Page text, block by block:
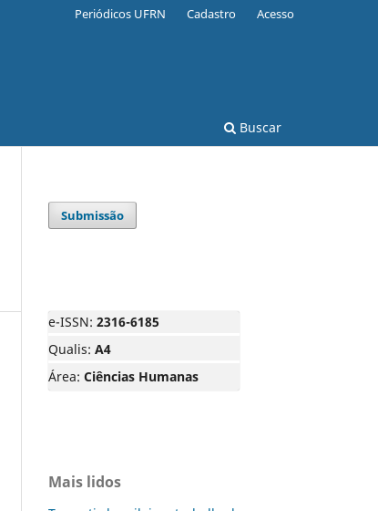
Buscar
Periódicos UFRN Cadastro Acesso
Submissão
e-ISSN: 2316-6185
Qualis: A4
Área: Ciências Humanas
Mais lidos